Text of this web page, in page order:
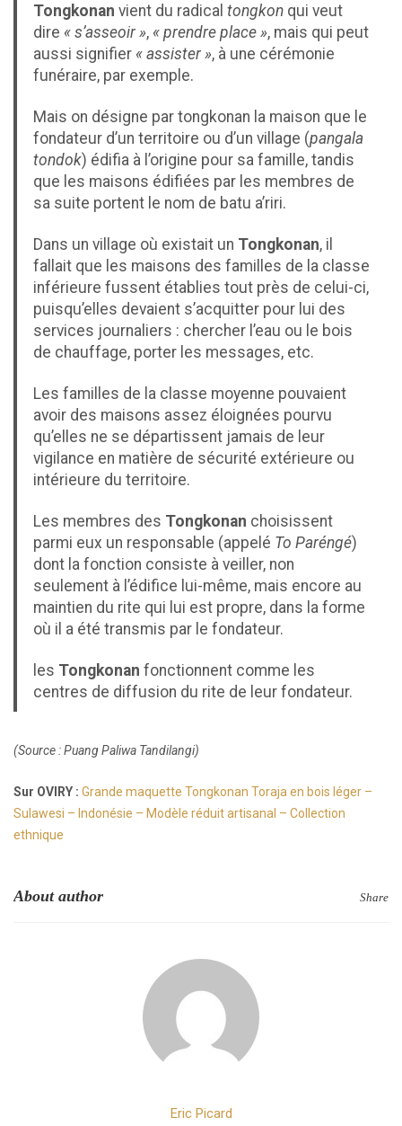
Tongkonan vient du radical tongkonqui veut
dire « s’asseoir », « prendre place », mais qui peut
aussi signifier « assister », à une cérémonie
funéraire, par exemple.
Mais on désigne par tongkonan la maison que le
fondateur d’un territoire ou d’un village (pangala
tondok) édifia à l’origine pour sa famille, tandis
que les maisons édifiées par les membres de
sa suite portent le nom de batu a’riri.
Dans un village où existait un Tongkonan, il
fallait que les maisons des familles de la classe
inférieure fussent établies tout près de celui-ci,
puisqu’elles devaient s’acquitter pour lui des
services journaliers : chercher l’eau ou le bois
de chauffage, porter les messages, etc.
Les familles de la classe moyenne pouvaient
avoir des maisons assez éloignées pourvu
qu’elles ne se départissent jamais de leur
vigilance en matière de sécurité extérieure ou
intérieure du territoire.
Les membres des Tongkonan choisissent
parmi eux un responsable (appelé To Paréngé)
dont la fonction consiste à veiller, non
seulement à l’édifice lui-même, mais encore au
maintien du rite qui lui est propre, dans la forme
où il a été transmis par le fondateur.
les Tongkonan fonctionnent comme les
centres de diffusion du rite de leur fondateur.
(Source : Puang Paliwa Tandilangi)
Sur OVIRY : Grande maquette Tongkonan Toraja en bois léger –
Sulawesi – Indonésie – Modèle réduit artisanal – Collection
ethnique
About author Share
Eric Picard